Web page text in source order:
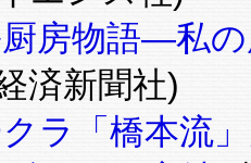
房物語―私
済新聞社)
ラ「橋本流